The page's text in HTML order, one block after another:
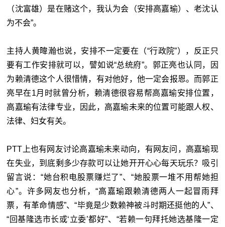
（沈富雄）是在赌这个，我认为会（安排高嘉瑜）、老沈认
为不会”。
主持人黄暐瀚也说，安排不一定要在（“行政院”），反正只
要有工作安排就可以，譬如说“总统府”。郭正亮也认同，因
为赖清德这个人很惜情，有对他好，他一定会报恩。而郭正
亮早在1月时就曾分析，赖清德很容易帮高嘉瑜安排位置，
高嘉瑜有法律专业，因此，高嘉瑜未来的位置可能跟人权、
法律、妇女有关。
PTT上也有网友讨论高嘉瑜未来动向，有网友问，高嘉瑜现
在失业，到底剩多少存款可以让她开开心心每天玩乐？吸引
留言说：“她台积电股票赚烂了”、“她股票一堆不用帮她担
心”。许多网友也分析，“高嘉瑜跟赖清德两人一起冒雨拜
票，有革命情感”、“毕竟是少数赖神被斗时期还挺他的人”、
“回基隆选市长或‘立委’都好”、“若赖一句拜托她选基隆一定